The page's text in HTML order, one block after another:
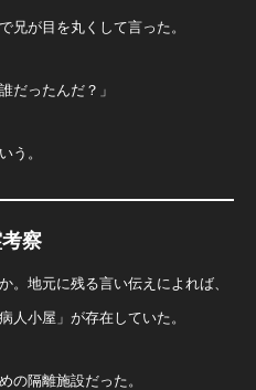
兄が目を丸くして言った。
だったんだ？」
う。
察
。地元に残る言い伝えによれば、
人小屋」が存在していた。
の隔離施設だった。